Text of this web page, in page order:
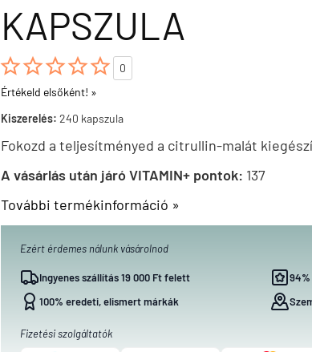
KAPSZULA

0
Értékeld elsőként! »
Kiszerelés: 240 kapszula
Fokozd a teljesítményed a citrullin-malát
A vásárlás után járó VITAMIN+ pontok: 137
További termékinformáció »
Ezért érdemes nálunk vásárolnod
Ingyenes szállítás 19 000 Ft felett
100% eredeti, elismert márkák
Fizetési szolgáltatók